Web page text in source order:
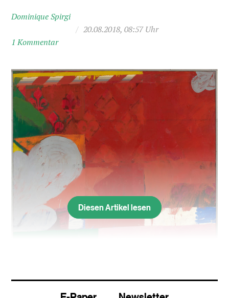
Dominique Spirgi
/ 20.08.2018, 08:57 Uhr
1 Kommentar
Samuel Buri: «Zur Burgunderbeute» (1963).
Diesen Artikel lesen